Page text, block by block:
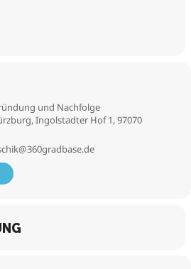
und Nachfolge
Ingolstadter Hof 1, 97070